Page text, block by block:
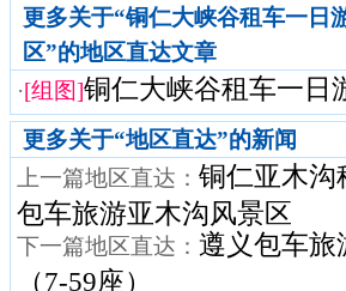
更多关于“铜仁大峡谷租车一日
区”的地区直达文章
·[组图]铜仁大峡谷租车一日
更多关于“地区直达”的新闻
上一篇地区直达： 铜仁亚木沟
包车旅游亚木沟风景区
下一篇地区直达： 遵义包车旅
（7-59座）